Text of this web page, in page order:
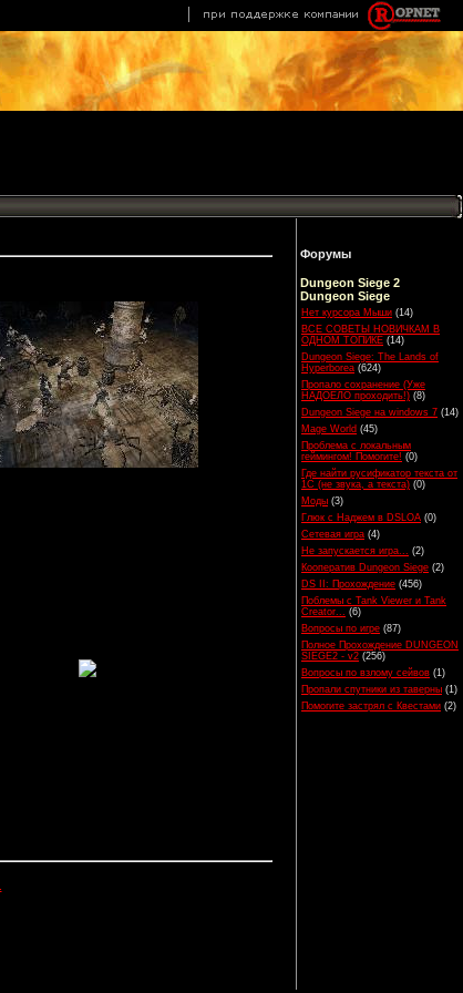
Форумы
Dungeon Siege 2
Dungeon Siege
Нет курсора Мыши (14)
ВСЕ СОВЕТЫ НОВИЧКАМ В
ОДНОМ ТОПИКЕ (14)
Dungeon Siege: The Lands of
Hyperborea (624)
Пропало сохранение (Уже
НАДОЕЛО проходить!) (8)
Dungeon Siege на windows 7 (14)
Mage World (45)
Проблема с локальным
геймингом! Помогите! (0)
Где найти русификатор текста от
1С (не звука, а текста) (0)
Моды (3)
Глюк с Наджем в DSLOA (0)
Сетевая игра (4)
Не запускается игра... (2)
Кооператив Dungeon Siege (2)
DS II: Прохождение (456)
Поблемы с Tank Viewer и Tank
Creator... (6)
Вопросы по игре (87)
Полное Прохождение DUNGEON
SIEGE2 - v2 (256)
Вопросы по взлому сейвов (1)
Пропали спутники из таверны (1)
Помогите застрял с Квестами (2)